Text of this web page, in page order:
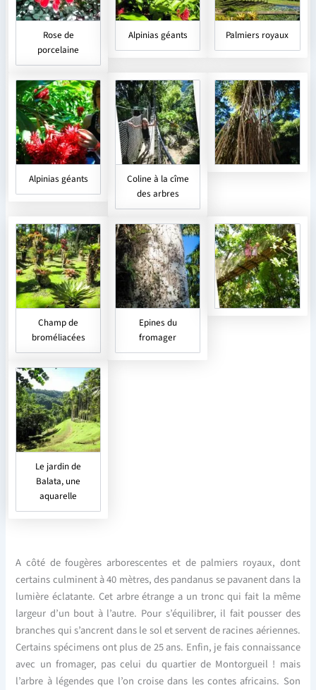
Rose de
porcelaine
Alpinias géants Palmiers royaux
Alpinias géants
Coline à la cîme
des arbres
Champ de
broméliacées
Epines du
fromager
Le jardin de
Balata, une
aquarelle
A côté de fougères arborescentes et de palmiers royaux, dont
certains culminent à 40 mètres, des pandanus se pavanent dans la
lumière éclatante. Cet arbre étrange a un tronc qui fait la même
largeur d’un bout à l’autre. Pour s’équilibrer, il fait pousser des
branches qui s’ancrent dans le sol et servent de racines aériennes.
Certains spécimens ont plus de 25 ans. Enfin, je fais connaissance
avec un fromager, pas celui du quartier de Montorgueil ! mais
l’arbre à légendes que l’on croise dans les contes africains. Son